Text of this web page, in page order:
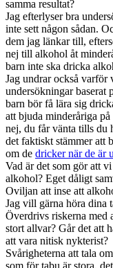
samma resultat?
Jag efterlyser bra
inte sett någon sådan.
dem jag länkar till,
nej till alkohol åt
barn inte ska dricka
Jag undrar också varför
undersökningar baserat
barn bör få lära sig
att bjuda minderåriga
nej, du får vänta tills du
det faktiskt stämmer att
om de dricker när de är
Vad är det som gör att
alkohol? Eget dåligt
Oviljan att inse att
Jag vill gärna höra dina
Överdrivs riskerna
stort allvar? Går det att
att vara nitisk nykterist?
Svårigheterna att tala
som för tabu är stora,